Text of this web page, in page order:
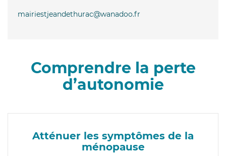
mairiestjeandethurac@wanadoo.fr
Comprendre la perte
d’autonomie
Atténuer les symptômes de la
ménopause